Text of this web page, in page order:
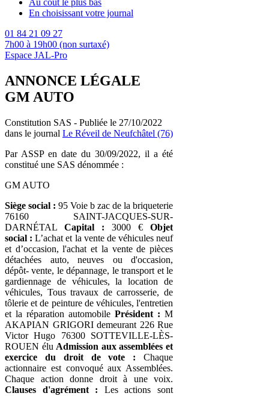
Au coût le plus bas
En choisissant votre journal
01 84 21 09 27
7h00 à 19h00 (non surtaxé)
Espace JAL-Pro
ANNONCE LÉGALE
GM AUTO
Constitution SAS - Publiée le 27/10/2022
dans le journal Le Réveil de Neufchâtel (76)
Par ASSP en date du 30/09/2022, il a été
constitué une SAS dénommée :
GM AUTO
Siège social : 95 Voie b zac de la briqueterie
76160 SAINT-JACQUES-SUR-
DARNÉTAL Capital : 3000 € Objet
social : L’achat et la vente de véhicules neuf
et d’occasion, l'achat et la vente de pièces
détachées auto, neuves ou d'occasion,
dépôt- vente, le dépannage, le transport et le
gardiennage de véhicules, la location de
véhicules, Tous travaux de carrosserie, de
tôlerie et de peinture de véhicules, l'entretien
et la réparation automobile Président : M
AKAPIAN GRIGORI demeurant 226 Rue
Victor Hugo 76300 SOTTEVILLE-LÈS-
ROUEN élu Admission aux assemblées et
exercice du droit de vote : Chaque
actionnaire est convoqué aux Assemblées.
Chaque action donne droit à une voix.
Clauses d'agrément : Les actions sont